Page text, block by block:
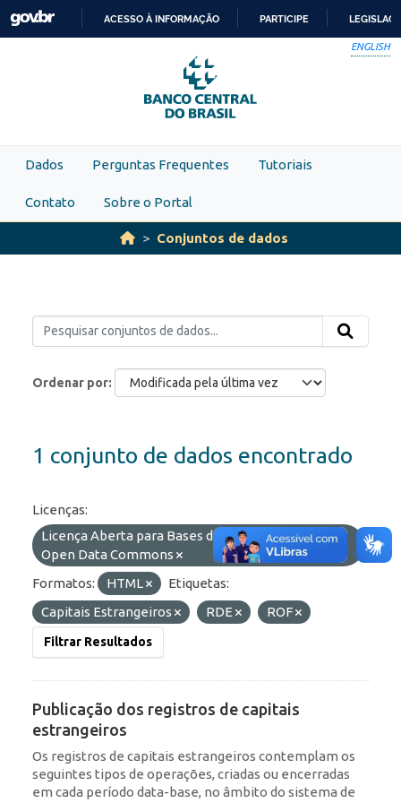
Skip to main content
PARA
O
CONTEÚDO
ACESSO À INFORMAÇÃO PARTICIPE
ENGLISH
Dados Perguntas Frequentes Tutoriais
Contato Sobre o Portal
Conjuntos de dados
Ordenar por
1 conjunto de dados encontrado
Licenças:
Licença Aberta para Bases de Dados (ODbL) do
Open Data Commons
Formatos:
HTML
Etiquetas:
Capitais Estrangeiros
RDE ROF
Filtrar Resultados
Publicação dos registros de capitais
estrangeiros
Os registros de capitais estrangeiros contemplam os
seguintes tipos de operações, criadas ou encerradas
em cada período data-base, no âmbito do sistema de